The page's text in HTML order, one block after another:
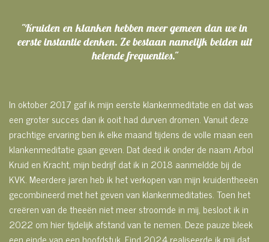
"Kruiden en klanken hebben meer gemeen dan we in
eerste instantie denken. Ze bestaan namelijk beiden uit
helende frequenties."
In oktober 2017 gaf ik mijn eerste klankenmeditatie en dat was
een groter succes dan ik ooit had durven dromen. Vanuit deze
prachtige ervaring ben ik elke maand tijdens de volle maan een
klankenmeditatie gaan geven. Dat deed ik onder de naam Arbol
Kruid en Kracht, mijn bedrijf dat ik in 2018 aanmeldde bij de
KVK. Meerdere jaren heb ik het verkopen van mijn kruidentheeën
gecombineerd met het geven van klankenmeditaties. Toen het
creëren van de theeën niet meer stroomde in mij, besloot ik in
2022 om hier tijdelijk afstand van te nemen. Deze pauze bleek
een einde van een hoofdstuk. Eind 2024 realiseerde ik mij dat